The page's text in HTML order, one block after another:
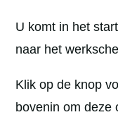
U komt in het
naar het
Klik op de knop
bovenin om deze